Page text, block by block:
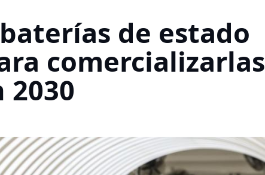
de estado
comercializarlas